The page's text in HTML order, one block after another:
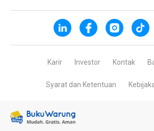
Karir Investor Kontak
Syarat dan Ketentuan